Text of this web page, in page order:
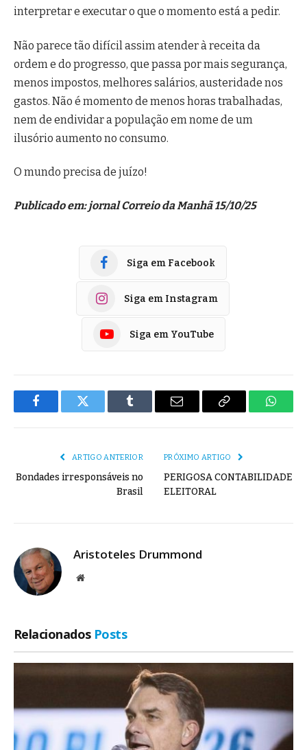
interpretar e executar o que o momento está a pedir.
Não parece tão difícil assim atender à receita da
ordem e do progresso, que passa por mais segurança,
menos impostos, melhores salários, austeridade nos
gastos. Não é momento de menos horas trabalhadas,
nem de endividar a população em nome de um
ilusório aumento no consumo.
O mundo precisa de juízo!
Publicado em: jornal Correio da Manhã 15/10/25
Siga em Facebook
Siga em Instagram
Siga em YouTube
FacebookTwitter Tumblr
E-
Copiar
ARTIGO ANTERIOR
Bondades irresponsáveis no
Brasil
PRÓXIMO ARTIGO
PERIGOSA CONTABILIDADE
ELEITORAL
Aristoteles Drummond
Site
Relacionados Posts